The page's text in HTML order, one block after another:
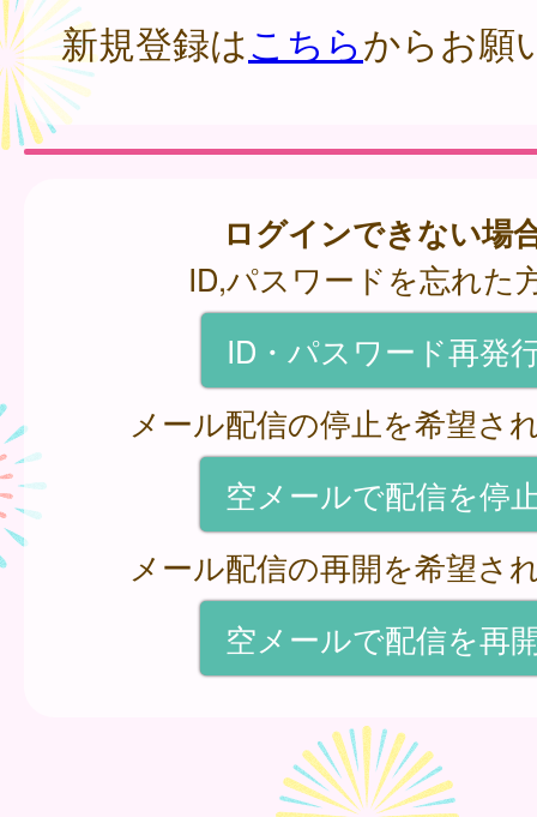
新規登録はこちらからお願
ログインできない場
ID,パスワードを忘れた
ID・パスワード再発
メール配信の停止を希望さ
空メールで配信を停
メール配信の再開を希望さ
空メールで配信を再